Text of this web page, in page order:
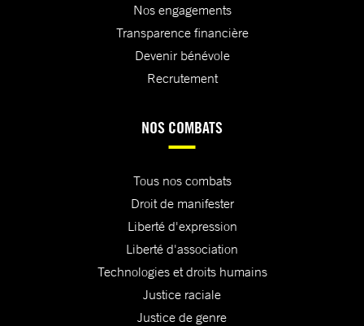
Nos engagements
Transparence financière
Devenir bénévole
Recrutement
NOS COMBATS
Tous nos combats
Droit de manifester
Liberté d'expression
Liberté d'association
Technologies et droits humains
Justice raciale
Justice de genre